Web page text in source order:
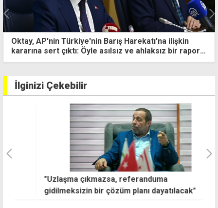
10 kişi kalan Beşiktaş'tan altın değerinde galibiyet
İlginizi Çekebilir
"Uzlaşma çıkmazsa, referanduma
gidilmeksizin bir çözüm planı dayatılacak"